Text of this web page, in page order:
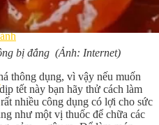
bị đắng (Ảnh: Internet)
thông dụng, vì vậy nếu muốn
tết này bạn hãy thử cách làm
nhiều công dụng có lợi cho sức
như một vị thuốc để chữa các